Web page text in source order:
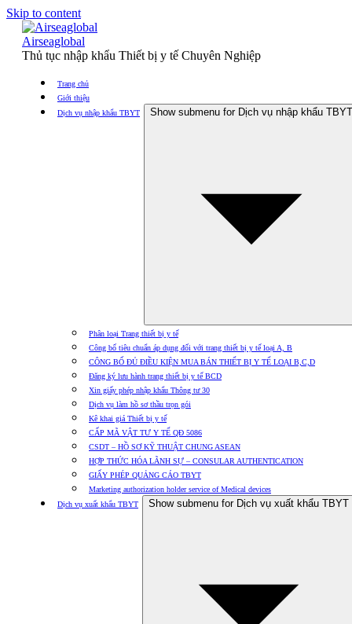
Skip to content
Airseaglobal
Thủ tục nhập khẩu Thiết bị y tế Chuyên Nghiệp
Trang chủ
Giới thiệu
Dịch vụ nhập khẩu TBYT
Show submenu for Dịch vụ nhập khẩu TBYT
Phân loại Trang thiết bị y tế
Công bố tiêu chuẩn áp dụng đối với trang thiết bị y tế loại A, B
CÔNG BỐ ĐỦ ĐIỀU KIỆN MUA BÁN THIẾT BỊ Y TẾ LOẠI B,C,D
Đăng ký lưu hành trang thiết bị y tế BCD
Xin giấy phép nhập khẩu Thông tư 30
Dịch vụ làm hồ sơ thầu trọn gói
Kê khai giá Thiết bị y tế
CẤP MÃ VẬT TƯ Y TẾ QĐ 5086
CSDT – HỒ SƠ KỸ THUẬT CHUNG ASEAN
HỢP THỨC HÓA LÃNH SỰ – CONSULAR AUTHENTICATION
GIẤY PHÉP QUẢNG CÁO TBYT
Marketing authorization holder service of Medical devices
Dịch vụ xuất khẩu TBYT
Show submenu for Dịch vụ xuất khẩu TBYT